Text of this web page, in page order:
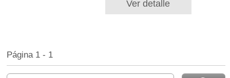
Ver detalle
Página 1 - 1